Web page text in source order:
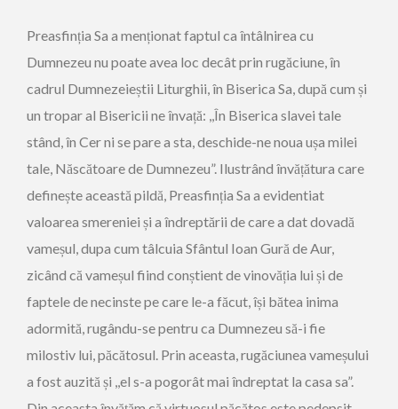
Preasfinția Sa a menționat faptul ca întâlnirea cu
Dumnezeu nu poate avea loc decât prin rugăciune, în
cadrul Dumnezeieștii Liturghii, în Biserica Sa, după cum și
un tropar al Bisericii ne învață: ,,În Biserica slavei tale
stând, în Cer ni se pare a sta, deschide-ne noua ușa milei
tale, Născătoare de Dumnezeu”. Ilustrând învățătura care
definește această pildă, Preasfinția Sa a evidentiat
valoarea smereniei și a îndreptării de care a dat dovadă
vameșul, dupa cum tâlcuia Sfântul Ioan Gură de Aur,
zicând că vameșul fiind conștient de vinovăția lui și de
faptele de necinste pe care le-a făcut, își bătea inima
adormită, rugându-se pentru ca Dumnezeu să-i fie
milostiv lui, păcătosul. Prin aceasta, rugăciunea vameșului
a fost auzită și ,,el s-a pogorât mai îndreptat la casa sa”.